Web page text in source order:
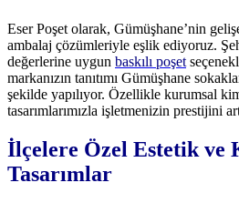
Eser Poşet olarak, Gümüşhane’nin
ambalaj çözümleriyle eşlik ediyoruz.
değerlerine uygun baskılı poşet
markanızın tanıtımı Gümüşhane
şekilde yapılıyor. Özellikle kurumsal
tasarımlarımızla işletmenizin prestijini
İlçelere Özel Estetik ve
Tasarımlar